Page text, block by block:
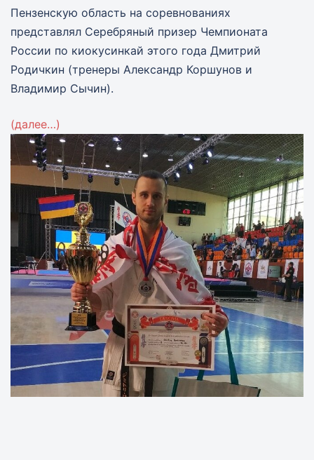
Пензенскую область на соревнованиях
представлял Серебряный призер Чемпионата
России по киокусинкай этого года Дмитрий
Родичкин (тренеры Александр Коршунов и
Владимир Сычин).
(далее…)